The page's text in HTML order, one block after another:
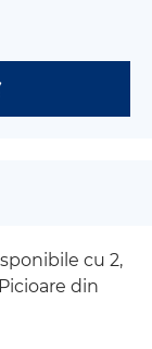
cu 2,
din